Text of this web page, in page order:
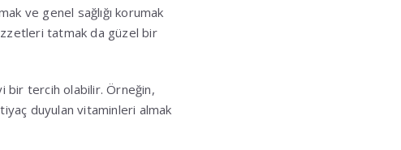
ve genel sağlığı korumak
tatmak da güzel bir
bir tercih olabilir. Örneğin,
duyulan vitaminleri almak